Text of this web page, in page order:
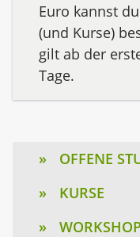
Euro kannst
(und Kurse)
gilt ab der
Tage.
OFFENE
KURSE